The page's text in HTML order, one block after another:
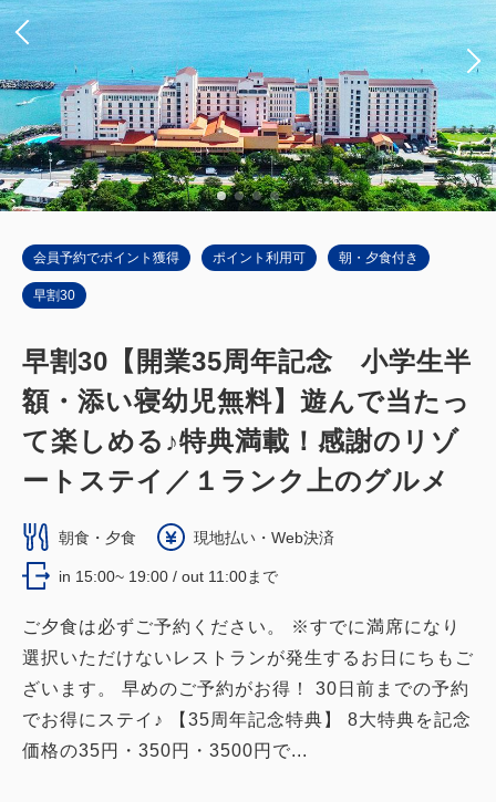
大人2名1室
税・手数料込
合計 48,000円~
Wi-Fiあり（無料）
大人2名1 室
税・手数料込
合計 52,000円~
メインタワー和室
ジャパニーズデラックス（メインタワ
ー）
禁煙 57平米（10畳＋6畳＋広縁）
1~8名 布団×8 Wi-Fiあり（無料）
会員予約でポイント獲得 ポイント利用可 朝・夕食付き
早割30
早割30【開業35周年記念 小学生半
額・添い寝幼児無料】遊んで当たっ
て楽しめる♪特典満載！感謝のリゾ
ートステイ／１ランク上のグルメ
朝食・夕食 現地払い・Web決済
in 15:00~ 19:00 / out 11:00まで
ご夕食は必ずご予約ください。 ※すでに満席になり
選択いただけないレストランが発生するお日にちもご
ざいます。 早めのご予約がお得！ 30日前までの予約
でお得にステイ♪ 【35周年記念特典】 8大特典を記念
価格の35円・350円・3500円で...